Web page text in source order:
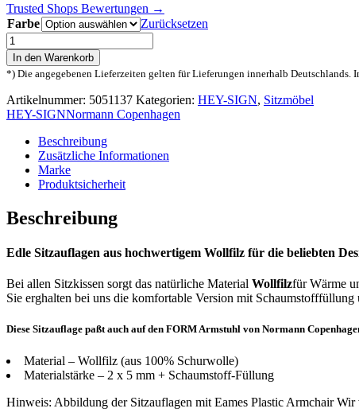
Trusted Shops Bewertungen →
Farbe
Zurücksetzen
HEY-
SIGN
Sitzauflage
für
Eames
Plastic
Armchair
Menge
In den Warenkorb
*) Die angegebenen Lieferzeiten gelten für Lieferungen innerhalb
Artikelnummer: 5051137 Kategorien: HEY-SIGN, Sitzmöbel
HEY-SIGNNormann Copenhagen
Beschreibung
Zusätzliche Informationen
Marke
Produktsicherheit
Beschreibung
Edle Sitzauflagen aus hochwertigem Wollfilz für die beliebten
Bei allen Sitzkissen sorgt das natürliche Material Wollfilzfür Wärme
Sie erghalten bei uns die komfortable Version mit
Diese Sitzauflage paßt auch auf den FORM Armstuhl von Normann
Material – Wollfilz (aus 100% Schurwolle)
Materialstärke – 2 x 5 mm + Schaumstoff-Füllung
Hinweis: Abbildung der Sitzauflagen mit Eames Plastic Armchair